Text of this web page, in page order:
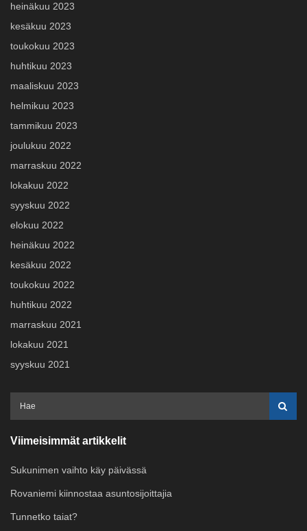
heinäkuu 2023
kesäkuu 2023
toukokuu 2023
huhtikuu 2023
maaliskuu 2023
helmikuu 2023
tammikuu 2023
joulukuu 2022
marraskuu 2022
lokakuu 2022
syyskuu 2022
elokuu 2022
heinäkuu 2022
kesäkuu 2022
toukokuu 2022
huhtikuu 2022
marraskuu 2021
lokakuu 2021
syyskuu 2021
Viimeisimmät artikkelit
Sukunimen vaihto käy päivässä
Rovaniemi kiinnostaa asuntosijoittajia
Tunnetko taiat?